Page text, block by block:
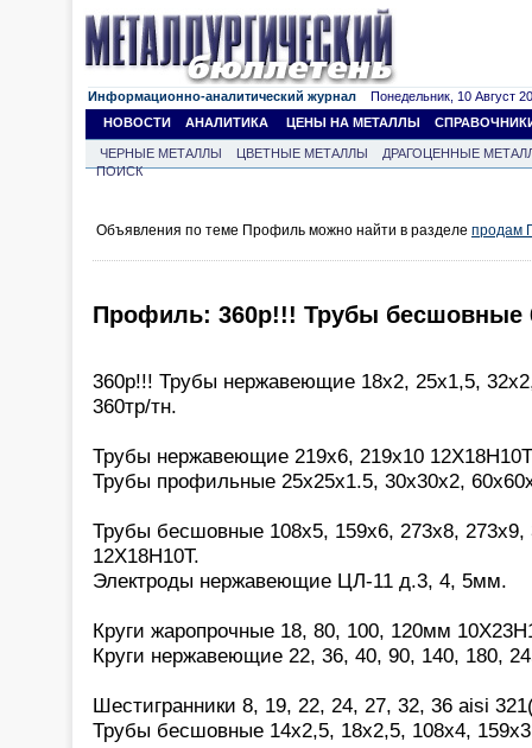
Информационно-аналитический журнал Понедельник, 10 Август
НОВОСТИ
АНАЛИТИКА ЦЕНЫ НА МЕТАЛЛЫ
ЧЕРНЫЕ МЕТАЛЛЫ ЦВЕТНЫЕ МЕТАЛЛЫ
ДРАГОЦЕННЫЕ
ПОИСК
Объявления по теме Профиль можно найти в разделе продам
Профиль: 360р!!! Трубы бесшовные
360р!!! Трубы нержавеющие 18х2, 25х1,5,
360тр/тн.
Трубы нержавеющие 219х6, 219х10
Трубы профильные 25х25х1.5, 30х30х2,
Трубы бесшовные 108х5, 159х6, 273х8, 273х9,
12Х18Н10Т.
Электроды нержавеющие ЦЛ-11 д.3, 4, 5мм.
Круги жаропрочные 18, 80, 100, 120мм
Круги нержавеющие 22, 36, 40, 90, 140, 180,
Шестигранники 8, 19, 22, 24, 27, 32, 36 aisi
Трубы бесшовные 14х2,5, 18х2,5, 108х4,